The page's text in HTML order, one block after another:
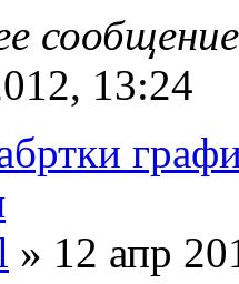
13:24
» 12 апр